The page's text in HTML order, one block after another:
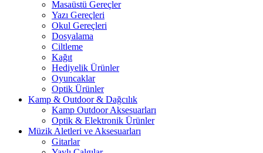
Masaüstü Gereçler
Yazı Gereçleri
Okul Gereçleri
Dosyalama
Ciltleme
Kağıt
Hediyelik Ürünler
Oyuncaklar
Optik Ürünler
Kamp & Outdoor & Dağcılık
Kamp Outdoor Aksesuarları
Optik & Elektronik Ürünler
Müzik Aletleri ve Aksesuarları
Gitarlar